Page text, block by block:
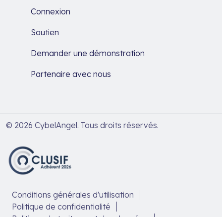
Connexion
Soutien
Demander une démonstration
Partenaire avec nous
© 2026 CybelAngel. Tous droits réservés.
Conditions générales d'utilisation
Politique de confidentialité